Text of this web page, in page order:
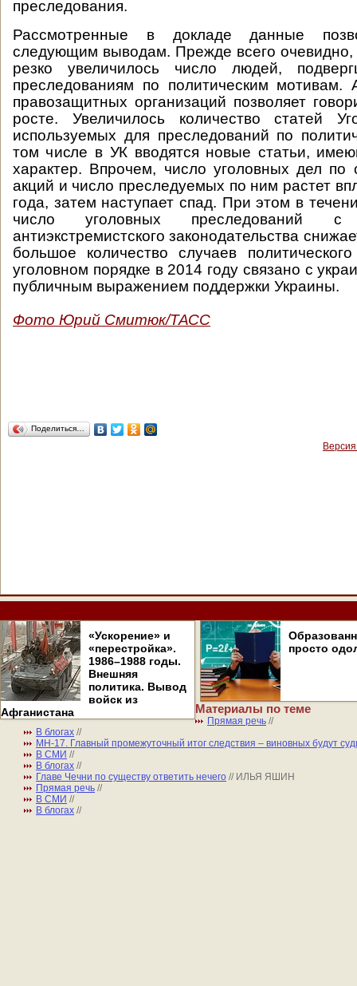
преследования.
Рассмотренные в докладе данные
следующим выводам. Прежде всего очевидно,
резко увеличилось число людей,
преследованиям по политическим мотивам.
правозащитных организаций позволяет
росте. Увеличилось количество статей
используемых для преследований по
том числе в УК вводятся новые статьи,
характер. Впрочем, число уголовных дел по
акций и число преследуемых по ним растет
года, затем наступает спад. При этом в
число уголовных преследований с
антиэкстремистского законодательства
большое количество случаев
уголовном порядке в 2014 году связано с
публичным выражением поддержки Украины.
Фото Юрий Смитюк/ТАСС
Поделиться…
«Ускорение» и
«перестройка».
1986–1988 годы.
Внешняя
политика. Вывод
войск из
Афганистана
просто
Материалы по теме
Прямая речь //
В блогах //
MH-17. Главный промежуточный итог следствия – виновных будут
В СМИ //
В блогах //
Главе Чечни по существу ответить нечего // ИЛЬЯ ЯШИН
Прямая речь //
В СМИ //
В блогах //